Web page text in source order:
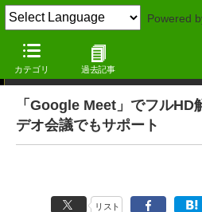
Powered
カテゴリ 過去記事
ニュース
「Google Meet」でフルHD
デオ会議でもサポート
リスト